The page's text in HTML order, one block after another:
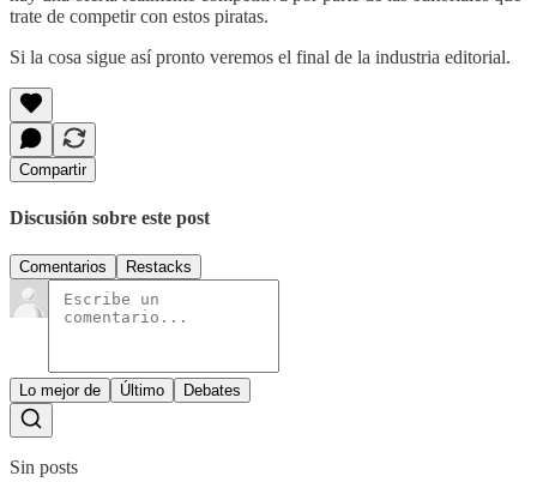
trate de competir con estos piratas.
Si la cosa sigue así pronto veremos el final de la industria editorial.
Compartir
Discusión sobre este post
Comentarios Restacks
Lo mejor de Último Debates
Sin posts